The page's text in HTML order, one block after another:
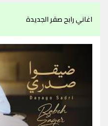
اغاني رابح صقر الجديدة